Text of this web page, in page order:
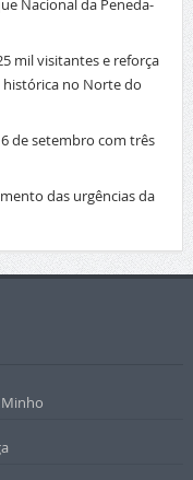
mil visitantes e reforça
no Norte do
de setembro com três
das urgências da